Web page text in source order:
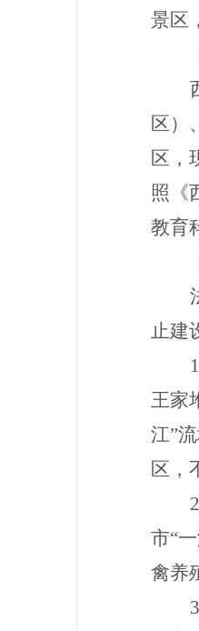
景区
区）
区，
照《
教育
止建
王家
江”
区，
市“
禽养